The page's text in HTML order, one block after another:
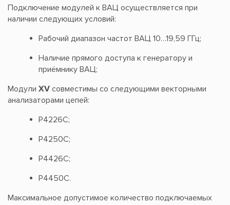
Подключение модулей к ВАЦ осуществляется при
наличии следующих условий:
Рабочий диапазон частот ВАЦ 10…19,59 ГГц;
Наличие прямого доступа к генератору и
приёмнику ВАЦ;
Модули XV совместимы со следующими векторными
анализаторами цепей:
Р4226С;
Р4250С;
Р4426С;
Р4450С.
Максимальное допустимое количество подключаемых